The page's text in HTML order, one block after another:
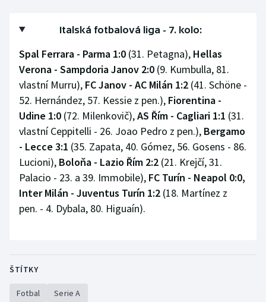
Italská fotbalová liga - 7. kolo:
Spal Ferrara - Parma 1:0 (31. Petagna), Hellas
Verona - Sampdoria Janov 2:0 (9. Kumbulla, 81.
vlastní Murru), FC Janov - AC Milán 1:2 (41. Schöne -
52. Hernández, 57. Kessie z pen.), Fiorentina -
Udine 1:0 (72. Milenkovič),AS Řím - Cagliari 1:1 (31.
vlastní Ceppitelli - 26. Joao Pedro z pen.), Bergamo
- Lecce 3:1 (35. Zapata, 40. Gómez, 56. Gosens - 86.
Lucioni), Boloňa - Lazio Řím 2:2 (21. Krejčí, 31.
Palacio - 23. a 39. Immobile), FC Turín - Neapol 0:0,
Inter Milán - Juventus Turín 1:2 (18. Martínez z
pen. - 4. Dybala, 80. Higuaín).
ŠTÍTKY
Fotbal Serie A